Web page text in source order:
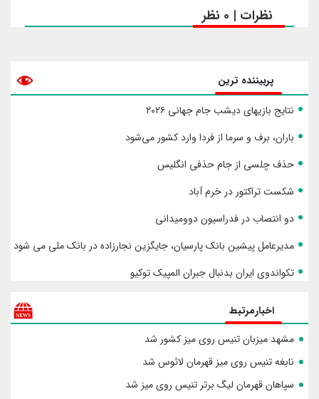
نظرات | 0 نظر
پربیننده ترین
نتایج بازیهای دیشب جام جهانی ۲۰۲۶
باران، برف و سرما از فردا وارد کشور می‌شود
حذف چلسی از جام حذفی انگلیس
شکست تراکتور در خرم آباد
دو انتصاب در فدراسیون دوومیدانی
مدیرعامل پیشین بانک پارسیان، جایگزین نجارزاده در بانک ملی می شود
تکواندوی ایران بدنبال جبران المپیک توکیو
اخبارمرتبط
مشهد میزبان تنیس روی میز کشور شد
نابغه تنیس روی میز قهرمان لائوس شد
سپاهان قهرمان لیگ برتر تنیس روی میز شد